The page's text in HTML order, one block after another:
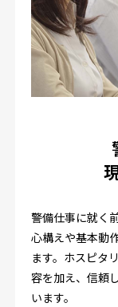
警備仕事に就く
心構えや基本動
ます。ホスピタ
容を加え、信頼
います。